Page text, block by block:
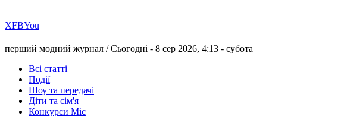
ХFBYou
перший модний журнал /Сьогодні - 8 сер 2026, 4:13 - субота
Всі статті
Події
Шоу та передачі
Діти та сім'я
Конкурси Міс